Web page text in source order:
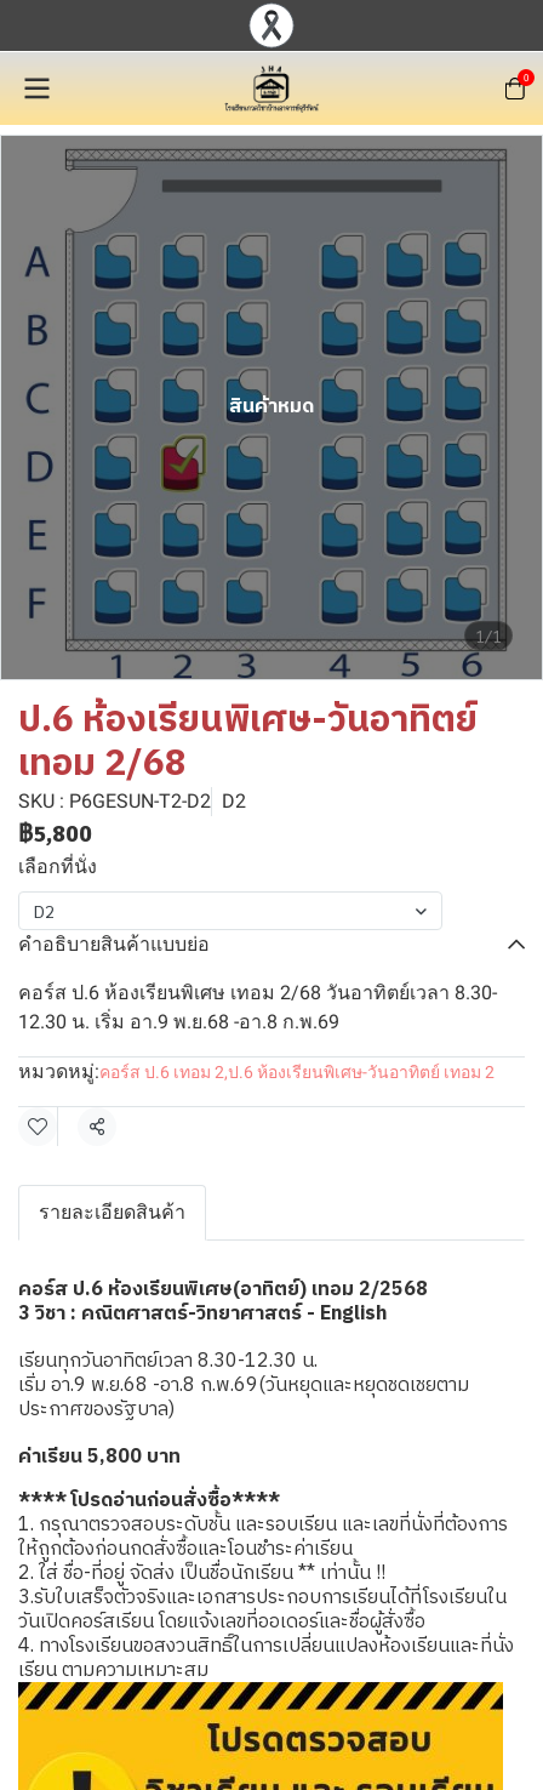
0
1/1
สินค้าหมด
ป.6 ห้องเรียนพิเศษ-วันอาทิตย์
เทอม 2/68
SKU : P6GESUN-T2-D2 D2
฿5,800
เลือกที่นั่ง
D2
คำอธิบายสินค้าแบบย่อ
คอร์ส ป.6 ห้องเรียนพิเศษ เทอม 2/68 วันอาทิตย์เวลา 8.30-
12.30 น. เริ่ม อา.9 พ.ย.68 -อา.8 ก.พ.69
หมวดหมู่:คอร์ส ป.6 เทอม 2,ป.6 ห้องเรียนพิเศษ-วันอาทิตย์ เทอม 2
แชร์
รายละเอียดสินค้า
คอร์ส ป.6 ห้องเรียนพิเศษ(อาทิตย์) เทอม 2/2568
3 วิชา : คณิตศาสตร์-วิทยาศาสตร์ - English
เรียนทุกวันอาทิตย์เวลา 8.30-12.30 น.
เริ่ม อา.9 พ.ย.68 -อา.8 ก.พ.69(วันหยุดและหยุดชดเชยตาม
ประกาศของรัฐบาล)
ค่าเรียน 5,800 บาท
**** โปรดอ่านก่อนสั่งซื้อ****
1. กรุณาตรวจสอบระดับชั้น และรอบเรียน และเลขที่นั่งที่ต้องการ
ให้ถูกต้องก่อนกดสั่งซื้อและโอนชำระค่าเรียน
2. ใส่ ชื่อ-ที่อยู่ จัดส่ง เป็นชื่อนักเรียน ** เท่านั้น !!
3.รับใบเสร็จตัวจริงและเอกสารประกอบการเรียนได้ที่โรงเรียนใน
วันเปิดคอร์สเรียน โดยแจ้งเลขที่ออเดอร์และชื่อผู้สั่งซื้อ
4. ทางโรงเรียนขอสงวนสิทธิ์ในการเปลี่ยนแปลงห้องเรียนและที่นั่ง
เรียน ตามความเหมาะสม